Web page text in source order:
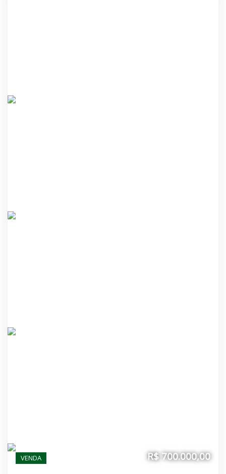
VENDA R$ 700.000,00